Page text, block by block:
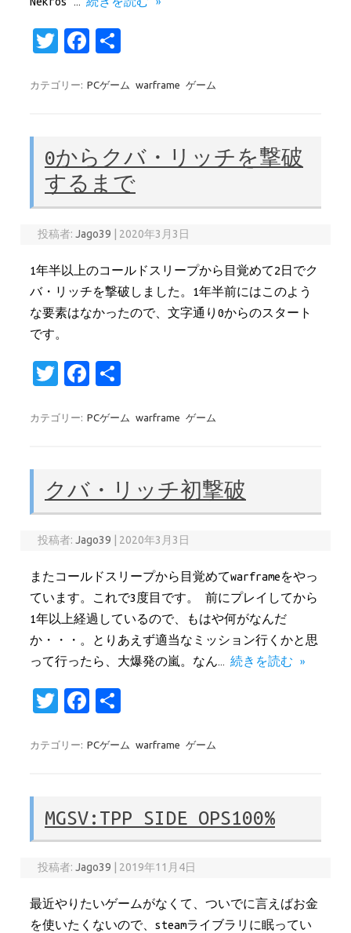
T
it
r
Fa
e
o
k
カテゴリー: PCゲーム warframe ゲーム
0からクバ・リッチを撃破
するまで
投稿者:Jago39 2020年3月3日
1年半以上のコールドスリープから目覚めて2日でク
バ・リッチを撃破しました。1年半前にはこのよう
な要素はなかったので、文字通り0からのスタート
です。
T
it
Fa
e
o
k
カテゴリー: PCゲーム warframe ゲーム
クバ・リッチ初撃破
投稿者:Jago39 2020年3月3日
またコールドスリープから目覚めてwarframeをやっ
ています。これで3度目です。 前にプレイしてから
1年以上経過しているので、もはや何がなんだ
か・・・。とりあえず適当なミッション行くかと思
って行ったら、大爆発の嵐。なん… 続きを読む »
T
it
Fa
e
o
k
カテゴリー: PCゲーム warframe ゲーム
MGSV:TPP SIDE OPS100%
投稿者:Jago39 2019年11月4日
最近やりたいゲームがなくて、ついでに言えばお金
を使いたくないので、steamライブラリに眠ってい